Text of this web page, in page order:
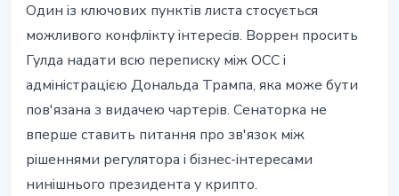
Один із ключових пунктів листа стосується
можливого конфлікту інтересів. Воррен просить
Гулда надати всю переписку між OCC і
адміністрацією Дональда Трампа, яка може бути
пов'язана з видачею чартерів. Сенаторка не
вперше ставить питання про зв'язок між
рішеннями регулятора і бізнес-інтересами
нинішнього президента у крипто.